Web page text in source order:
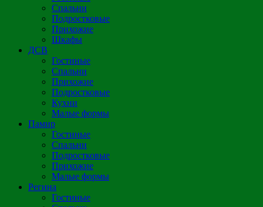
Спальни
Подростковые
Прихожие
Шкафы
ДСВ
Гостиные
Спальни
Прихожие
Подростковые
Кухни
Малые формы
Памир
Гостиные
Спальни
Подростковые
Прихожие
Малые формы
Регина
Гостиные